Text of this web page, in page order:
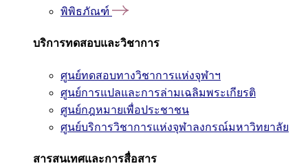
พิพิธภัณฑ์
บริการทดสอบและวิชาการ
ศูนย์ทดสอบทางวิชาการแห่งจุฬาฯ
ศูนย์การแปลและการล่ามเฉลิมพระเกียรติ
ศูนย์กฎหมายเพื่อประชาชน
ศูนย์บริการวิชาการแห่งจุฬาลงกรณ์มหาวิทยาลัย
สารสนเทศและการสื่อสาร